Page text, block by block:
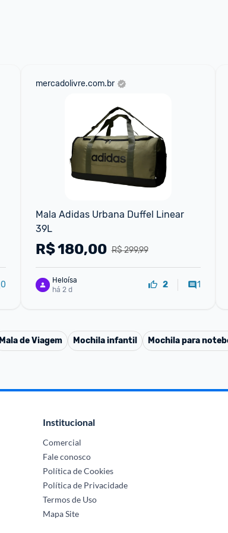
0
mercadolivre.com.br
Mala Adidas Urbana Duffel Linear
39L
R$ 299,99
R$180,00
Heloísa
há 2 d
2 1
Mala de Viagem Mochila infantil Mochila para
Institucional
Comercial
Fale conosco
Política de Cookies
Política de Privacidade
Termos de Uso
Mapa Site